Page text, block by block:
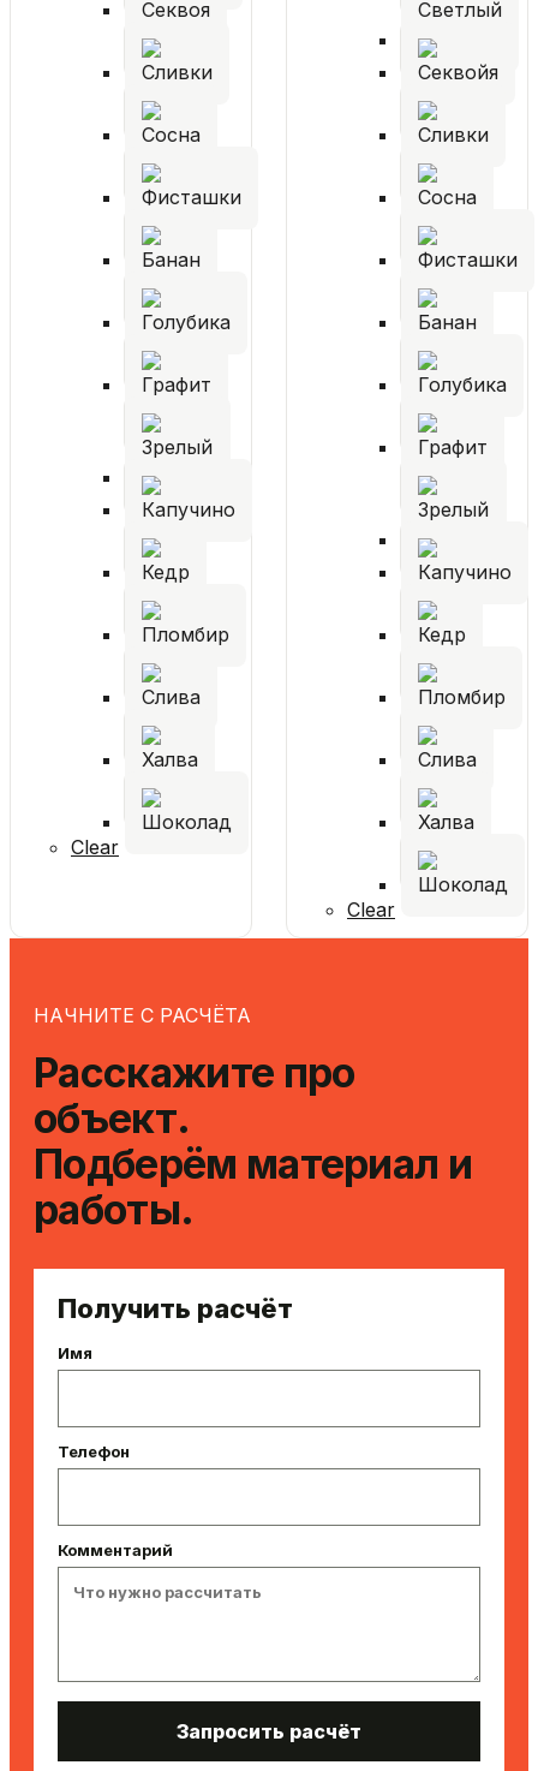
Clear
Clear
НАЧНИТЕ С РАСЧЁТА
Расскажите про
объект.
Подберём материал и
работы.
Получить расчёт
Имя
Телефон
Комментарий
Запросить расчёт